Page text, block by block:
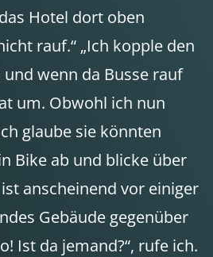
Hotel dort oben
rauf.“ „Ich kopple den
wenn da Busse rauf
um. Obwohl ich nun
glaube sie könnten
Bike ab und blicke über
anscheinend vor einiger
Gebäude gegenüber
Ist da jemand?“, rufe ich.